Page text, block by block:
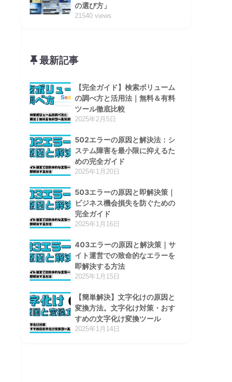
の選び方」
21540 views
最新記事
【完全ガイド】検索ボリューム
の調べ方と活用法｜無料＆有料
ツール徹底比較
2025年2月5日
502エラーの原因と解決法：シ
ステム障害を最小限に抑えるた
めの完全ガイド
2025年1月20日
503エラーの原因と即解決策｜
ビジネス機会損失を防ぐための
完全ガイド
2025年1月16日
403エラーの原因と解決策｜サ
イト運営での致命的なエラーを
即解決する方法
2025年1月15日
【簡単解決】文字化けの原因と
変換方法。文字化け対策・おす
すめの文字化け変換ツール
2025年1月14日